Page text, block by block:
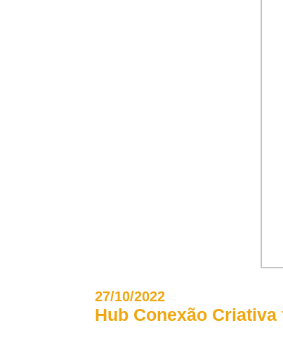
27/10/2022
Hub Conexão